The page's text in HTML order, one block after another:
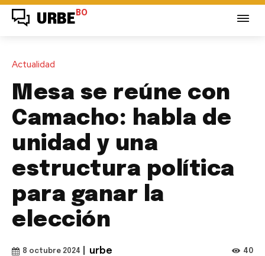
URBE BO
Actualidad
Mesa se reúne con
Camacho: habla de
unidad y una
estructura política
para ganar la
elección
8 octubre 2024 urbe 40